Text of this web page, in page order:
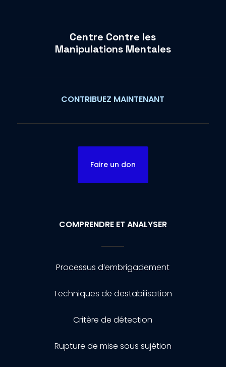
Centre Contre les
Manipulations Mentales
CONTRIBUEZ MAINTENANT
Faire un don
COMPRENDRE ET ANALYSER
Processus d’embrigadement
Techniques de destabilisation
Critère de détection
Rupture de mise sous sujétion